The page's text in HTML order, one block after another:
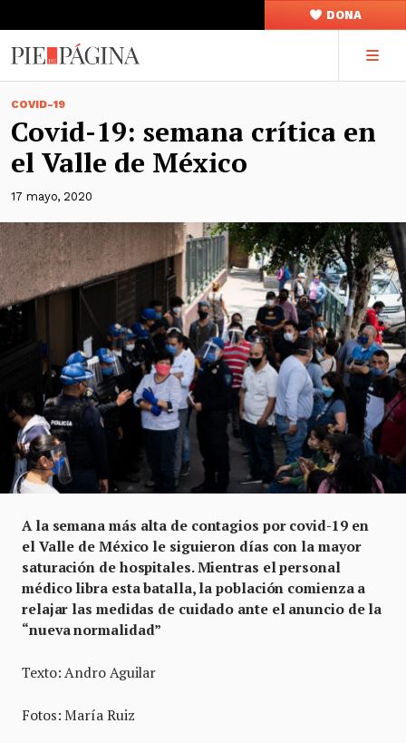
DONA
COVID-19
Covid-19: semana crítica en
el Valle de México
17 mayo, 2020
A la semana más alta de contagios por covid-19 en
el Valle de México le siguieron días con la mayor
saturación de hospitales. Mientras el personal
médico libra esta batalla, la población comienza a
relajar las medidas de cuidado ante el anuncio de la
“nueva normalidad”
Texto: Andro Aguilar
Fotos: María Ruiz